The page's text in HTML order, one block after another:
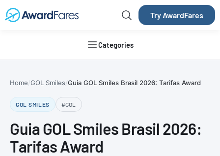
Try AwardFares
Categories
Home GOL Smiles Guia GOL Smiles Brasil 2026: Tarifas Award
GOL SMILES #GOL
Guia GOL Smiles Brasil 2026:
Tarifas Award